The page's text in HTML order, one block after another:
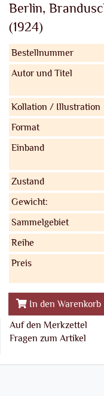
Berlin,
(1924)
Bestellnummer
Autor und Titel
Kollation / Illustration
Format
Einband
Zustand
Gewicht:
Sammelgebiet
Reihe
Preis
In den Warenkorb
Auf den Merkzettel
Fragen zum Artikel